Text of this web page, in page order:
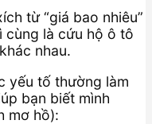
từ “giá bao nhiêu”
cùng là cứu hộ ô tô
nhau.
yếu tố thường làm
bạn biết mình
mơ hồ):